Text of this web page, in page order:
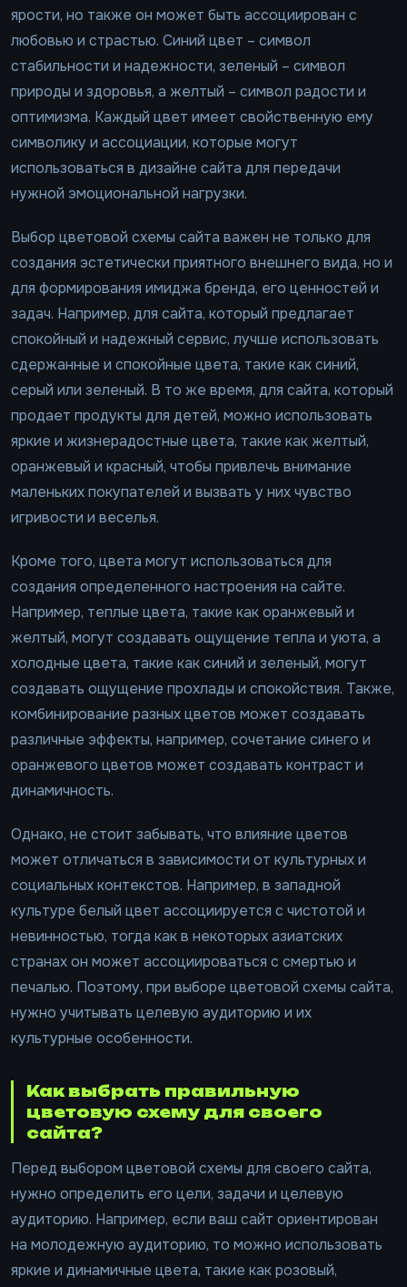
ярости, но также он может быть ассоциирован с
любовью и страстью. Синий цвет – символ
стабильности и надежности, зеленый – символ
природы и здоровья, а желтый – символ радости и
оптимизма. Каждый цвет имеет свойственную ему
символику и ассоциации, которые могут
использоваться в дизайне сайта для передачи
нужной эмоциональной нагрузки.
Выбор цветовой схемы сайта важен не только для
создания эстетически приятного внешнего вида, но и
для формирования имиджа бренда, его ценностей и
задач. Например, для сайта, который предлагает
спокойный и надежный сервис, лучше использовать
сдержанные и спокойные цвета, такие как синий,
серый или зеленый. В то же время, для сайта, который
продает продукты для детей, можно использовать
яркие и жизнерадостные цвета, такие как желтый,
оранжевый и красный, чтобы привлечь внимание
маленьких покупателей и вызвать у них чувство
игривости и веселья.
Кроме того, цвета могут использоваться для
создания определенного настроения на сайте.
Например, теплые цвета, такие как оранжевый и
желтый, могут создавать ощущение тепла и уюта, а
холодные цвета, такие как синий и зеленый, могут
создавать ощущение прохлады и спокойствия. Также,
комбинирование разных цветов может создавать
различные эффекты, например, сочетание синего и
оранжевого цветов может создавать контраст и
динамичность.
Однако, не стоит забывать, что влияние цветов
может отличаться в зависимости от культурных и
социальных контекстов. Например, в западной
культуре белый цвет ассоциируется с чистотой и
невинностью, тогда как в некоторых азиатских
странах он может ассоциироваться с смертью и
печалью. Поэтому, при выборе цветовой схемы сайта,
нужно учитывать целевую аудиторию и их
культурные особенности.
Как выбрать правильную
цветовую схему для своего
сайта?
Перед выбором цветовой схемы для своего сайта,
нужно определить его цели, задачи и целевую
аудиторию. Например, если ваш сайт ориентирован
на молодежную аудиторию, то можно использовать
яркие и динамичные цвета, такие как розовый,